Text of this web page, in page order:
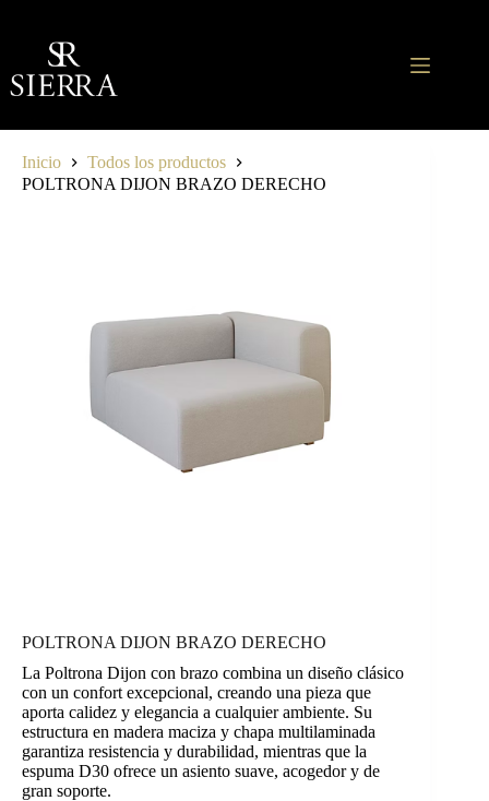
contenido
Inicio
Todos los productos
POLTRONA DIJON BRAZO DERECHO
POLTRONA DIJON BRAZO DERECHO
La Poltrona Dijon con brazo combina un diseño clásico
con un confort excepcional, creando una pieza que
aporta calidez y elegancia a cualquier ambiente. Su
estructura en madera maciza y chapa multilaminada
garantiza resistencia y durabilidad, mientras que la
espuma D30 ofrece un asiento suave, acogedor y de
gran soporte.